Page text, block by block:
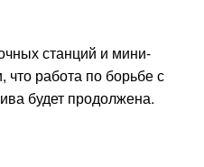
станций и мини-
работа по борьбе с
будет продолжена.